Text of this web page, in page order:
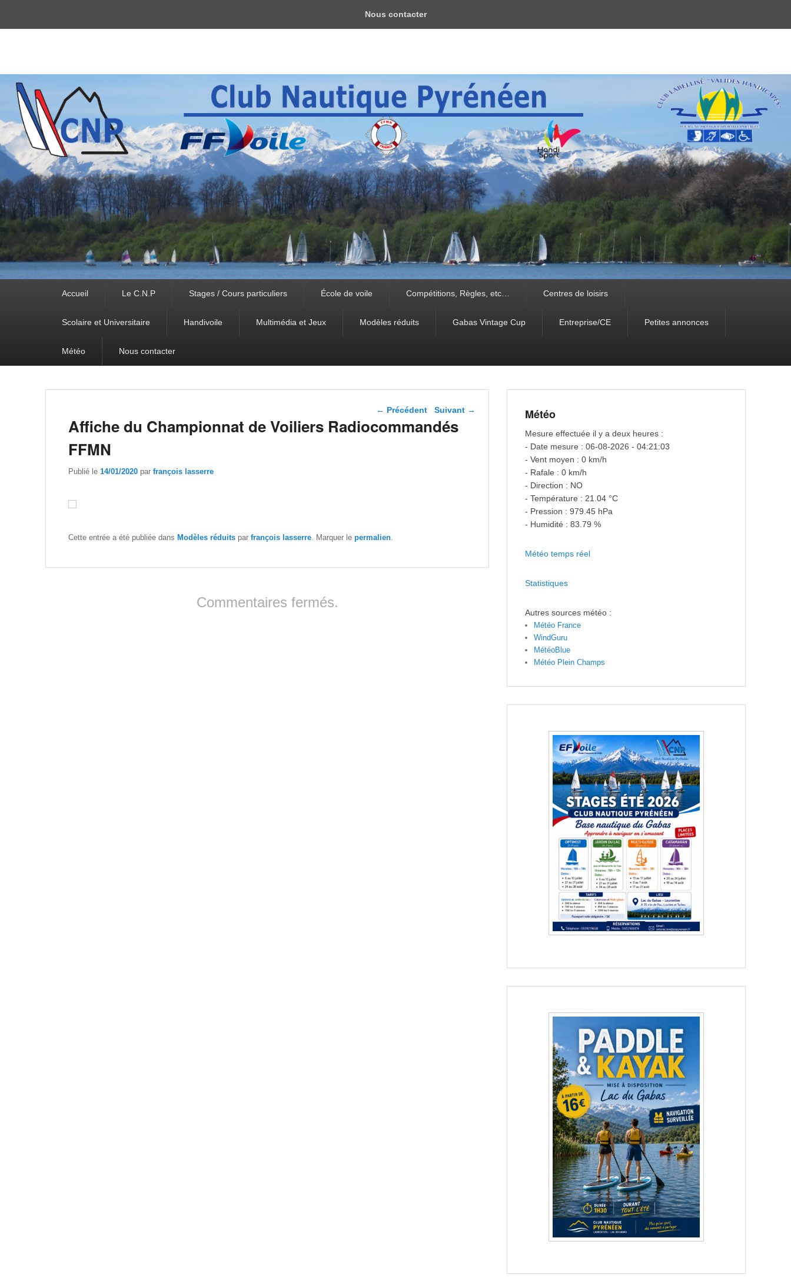
haut
Nous contacter
La voile pour tous
Accueil Le C.N.P Stages / Cours particuliers École de voile Compétitions, Règles, etc… Centres de loisirs
Scolaire et Universitaire Handivoile Multimédia et Jeux Modèles réduits Gabas Vintage Cup Entreprise/CE Petites annonces
Météo Nous contacter
Navigation dans les
articles
← Précédent Suivant →
Affiche du Championnat de Voiliers Radiocommandés
FFMN
Publié le 14/01/2020 par françois lasserre
Cette entrée a été publiée dans Modèles réduits par françois lasserre . Marquer le permalien
Commentaires fermés.
Météo
Mesure effectuée il y a deux heures :
- Date mesure : 06-08-2026 - 04:21:03
- Vent moyen : 0 km/h
- Rafale : 0 km/h
- Direction : NO
- Température : 21.04 °C
- Pression : 979.45 hPa
- Humidité : 83.79 %
Météo temps réel
Statistiques
Autres sources météo :
Météo France
WindGuru
MétéoBlue
Météo Plein Champs